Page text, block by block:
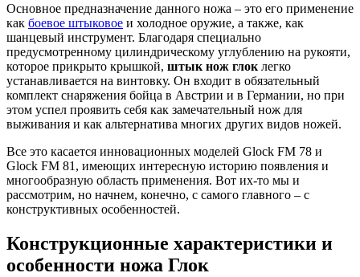
Основное предназначение данного ножа – это его применение
как боевое штыковое и холодное оружие, а также, как
шанцевый инструмент. Благодаря специально
предусмотренному цилиндрическому углублению на рукояти,
которое прикрыто крышкой, штык нож глок легко
устанавливается на винтовку. Он входит в обязательный
комплект снаряжения бойца в Австрии и в Германии, но при
этом успел проявить себя как замечательный нож для
выживания и как альтернатива многих других видов ножей.
Все это касается инновационных моделей Glock FM 78 и
Glock FM 81, имеющих интересную историю появления и
многообразную область применения. Вот их-то мы и
рассмотрим, но начнем, конечно, с самого главного – с
конструктивных особенностей.
Конструкционные характеристики и
особенности ножа Глок